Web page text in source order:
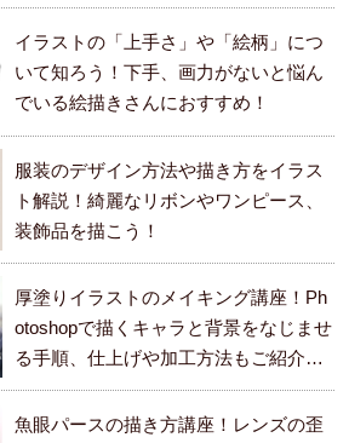
イラストの「上手さ」や「絵柄」につ
いて知ろう！下手、画力がないと悩ん
でいる絵描きさんにおすすめ！
服装のデザイン方法や描き方をイラス
ト解説！綺麗なリボンやワンピース、
装飾品を描こう！
厚塗りイラストのメイキング講座！Ph
otoshopで描くキャラと背景をなじませ
る手順、仕上げや加工方法もご紹介し
ます。
魚眼パースの描き方講座！レンズの歪